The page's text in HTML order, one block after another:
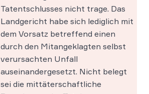
Tatentschlusses nicht trage. Das
Landgericht habe sich lediglich mit
dem Vorsatz betreffend einen
durch den Mitangeklagten selbst
verursachten Unfall
auseinandergesetzt. Nicht belegt
sei die mittäterschaftliche